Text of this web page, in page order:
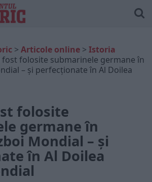
> Articole online > Istoria
fost folosite submarinele germane în
– și perfecționate în Al Doilea
folosite
germane în
Mondial – și
în Al Doilea